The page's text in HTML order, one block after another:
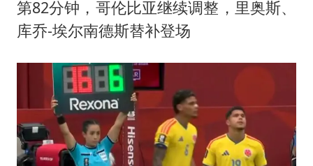
第82分钟，哥伦比亚继续调整，里奥斯、
库乔-埃尔南德斯替补登场